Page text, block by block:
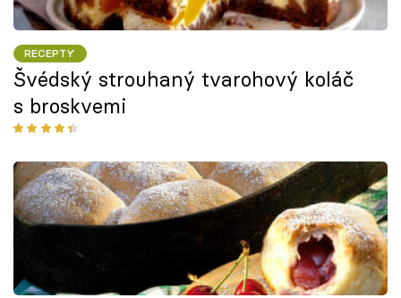
RECEPTY
Švédský strouhaný tvarohový koláč
s broskvemi